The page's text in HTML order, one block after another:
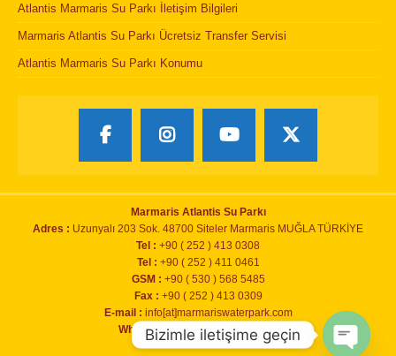
Atlantis Marmaris Su Parkı İletişim Bilgileri
Marmaris Atlantis Su Parkı Ücretsiz Transfer Servisi
Atlantis Marmaris Su Parkı Konumu
Marmaris Atlantis Su Parkı
Adres : Uzunyalı 203 Sok. 48700 Siteler Marmaris MUĞLA TÜRKİYE
Tel : +90 ( 252 ) 413 0308
Tel : +90 ( 252 ) 411 0461
GSM : +90 ( 530 ) 568 5485
Fax : +90 ( 252 ) 413 0309
E-mail : info[at]marmariswaterpark.com
Whatsapp : +90 ( 530 ) 568 5485
Bizimle iletişime geçin